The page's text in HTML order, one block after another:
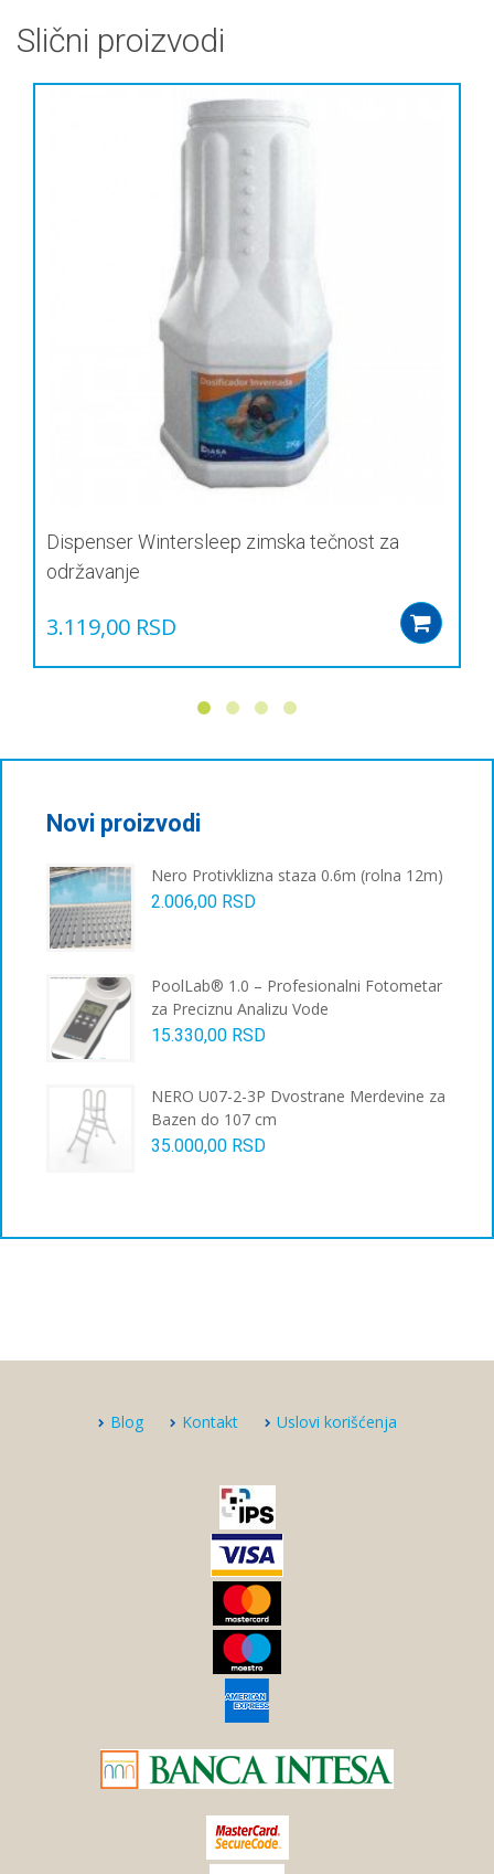
Slični proizvodi
Dispenser Wintersleep zimska tečnost za
održavanje
3.119,00 RSD
Novi proizvodi
Nero Protivklizna staza 0.6m (rolna 12m)
2.006,00 RSD
PoolLab® 1.0 – Profesionalni Fotometar
za Preciznu Analizu Vode
15.330,00 RSD
NERO U07-2-3P Dvostrane Merdevine za
Bazen do 107 cm
35.000,00 RSD
Blog Kontakt Uslovi korišćenja